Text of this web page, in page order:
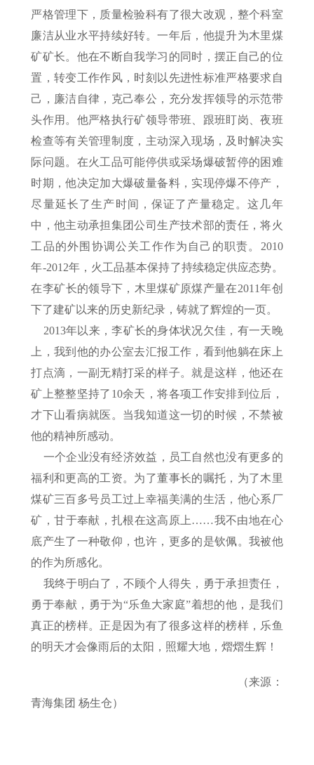
严格管理下，质量检验科有了很大改观，整个科室
廉洁从业水平持续好转。一年后，他提升为木里煤
矿矿长。他在不断自我学习的同时，摆正自己的位
置，转变工作作风，时刻以先进性标准严格要求自
己，廉洁自律，克己奉公，充分发挥领导的示范带
头作用。他严格执行矿领导带班、跟班盯岗、夜班
检查等有关管理制度，主动深入现场，及时解决实
际问题。在火工品可能停供或采场爆破暂停的困难
时期，他决定加大爆破量备料，实现停爆不停产，
尽量延长了生产时间，保证了产量稳定。这几年
中，他主动承担集团公司生产技术部的责任，将火
工品的外围协调公关工作作为自己的职责。2010
年-2012年，火工品基本保持了持续稳定供应态势。
在李矿长的领导下，木里煤矿原煤产量在2011年创
下了建矿以来的历史新纪录，铸就了辉煌的一页。
2013年以来，李矿长的身体状况欠佳，有一天晚
上，我到他的办公室去汇报工作，看到他躺在床上
打点滴，一副无精打采的样子。就是这样，他还在
矿上整整坚持了10余天，将各项工作安排到位后，
才下山看病就医。当我知道这一切的时候，不禁被
他的精神所感动。
一个企业没有经济效益，员工自然也没有更多的
福利和更高的工资。为了董事长的嘱托，为了木里
煤矿三百多号员工过上幸福美满的生活，他心系厂
矿，甘于奉献，扎根在这高原上……我不由地在心
底产生了一种敬仰，也许，更多的是钦佩。我被他
的作为所感化。
我终于明白了，不顾个人得失，勇于承担责任，
勇于奉献，勇于为“乐鱼大家庭”着想的他，是我们
真正的榜样。正是因为有了很多这样的榜样，乐鱼
的明天才会像雨后的太阳，照耀大地，熠熠生辉！
（来源：
青海集团 杨生仓）